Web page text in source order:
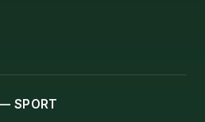
SPORT